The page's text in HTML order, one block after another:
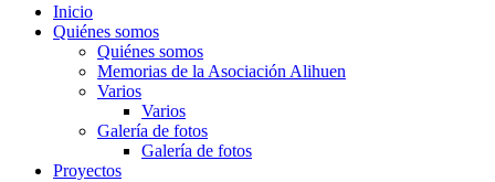
Inicio
Quiénes somos
Quiénes somos
Memorias de la Asociación Alihuen
Varios
Varios
Galería de fotos
Galería de fotos
Proyectos